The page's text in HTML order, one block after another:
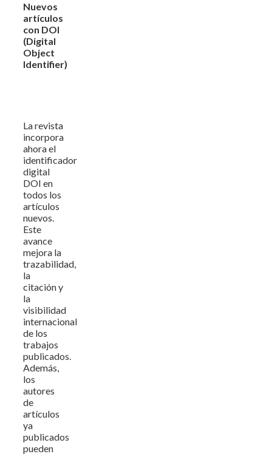
Nuevos
artículos
con DOI
(Digital
Object
Identifier)
La revista
incorpora
ahora el
identificador
digital
DOI en
todos los
artículos
nuevos.
Este
avance
mejora la
trazabilidad,
la
citación y
la
visibilidad
internacional
de los
trabajos
publicados.
Además,
los
autores
de
artículos
ya
publicados
pueden